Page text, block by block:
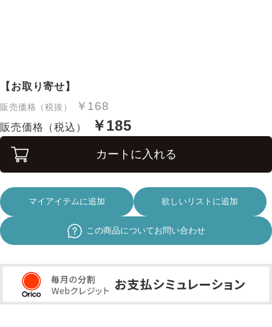
【お取り寄せ】
販売価格（税抜） ￥168
販売価格（税込） ￥185
カートに入れる
マイアイテムに追加 欲しいリストに追加
この商品についてお問い合わせ